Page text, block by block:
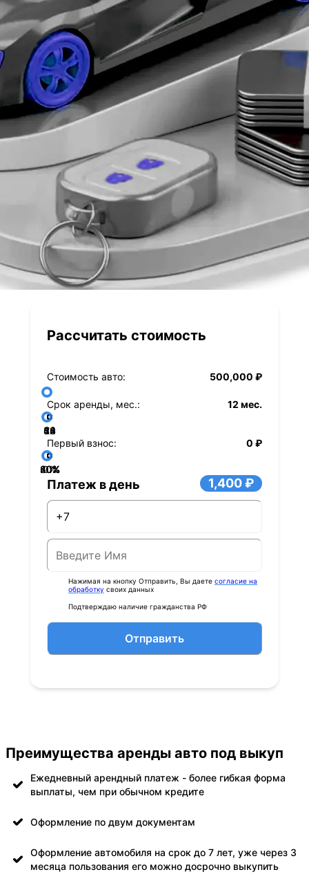
Рассчитать стоимость
Стоимость авто: 500,000 ₽
Срок аренды, мес.: 12 мес.
12
24
36
48
60
72
84
Первый взнос:
0 ₽
0%
20%
40%
60%
80%
Платеж в день 1,400 ₽
Нажимая на кнопку Отправить, Вы даете согласие на
обработку своих данных
Подтверждаю наличие гражданства РФ
Отправить
Преимущества аренды авто под выкуп
Ежедневный арендный платеж - более гибкая форма
выплаты, чем при обычном кредите
Оформление по двум документам
Оформление автомобиля на срок до 7 лет, уже через 3
месяца пользования его можно досрочно выкупить